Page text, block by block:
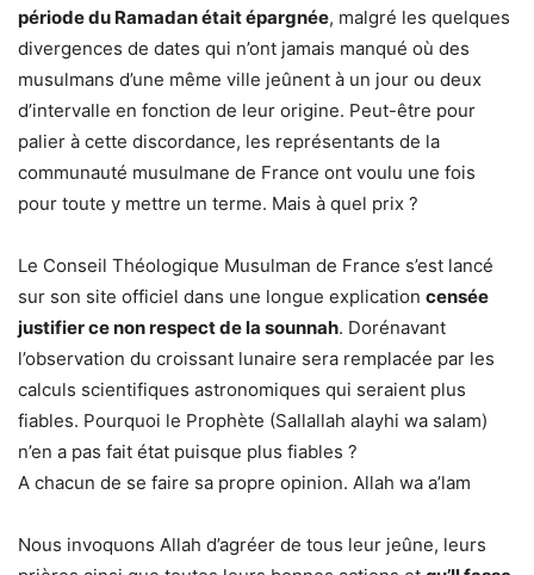
période du Ramadan était épargnée, malgré les quelques
divergences de dates qui n’ont jamais manqué où des
musulmans d’une même ville jeûnent à un jour ou deux
d’intervalle en fonction de leur origine. Peut-être pour
palier à cette discordance, les représentants de la
communauté musulmane de France ont voulu une fois
pour toute y mettre un terme. Mais à quel prix ?
Le Conseil Théologique Musulman de France s’est lancé
sur son site officiel dans une longue explication censée
justifier ce non respect de la sounnah. Dorénavant
l’observation du croissant lunaire sera remplacée par les
calculs scientifiques astronomiques qui seraient plus
fiables. Pourquoi le Prophète (Sallallah alayhi wa salam)
n’en a pas fait état puisque plus fiables ?
A chacun de se faire sa propre opinion. Allah wa a’lam
Nous invoquons Allah d’agréer de tous leur jeûne, leurs